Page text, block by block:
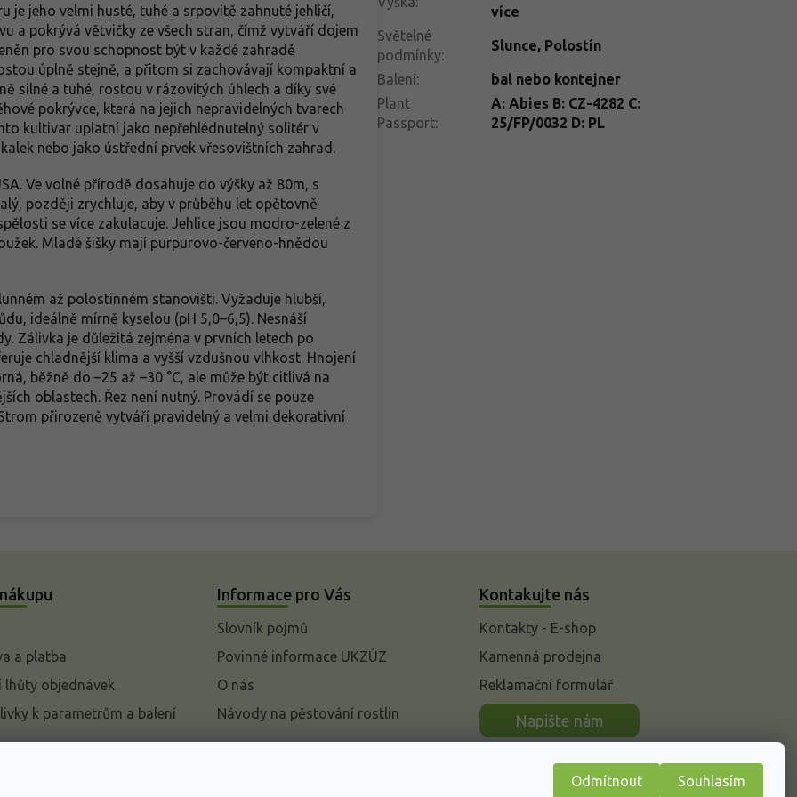
Odmítnout Souhlasím
je jeho velmi husté, tuhé a srpovitě zahnuté jehličí,
a pokrývá větvičky ze všech stran, čímž vytváří dojem
pro svou schopnost být v každé zahradě
úplně stejně, a přitom si zachovávají kompaktní a
silné a tuhé, rostou v rázovitých úhlech a díky své
pokrývce, která na jejich nepravidelných tvarech
kultivar uplatní jako nepřehlédnutelný solitér v
nebo jako ústřední prvek vřesovištních zahrad.
Ve volné přírodě dosahuje do výšky až 80m, s
později zrychluje, aby v průběhu let opětovně
se více zakulacuje. Jehlice jsou modro-zelené z
Mladé šišky mají purpurovo-červeno-hnědou
až polostinném stanovišti. Vyžaduje hlubší,
ideálně mírně kyselou (pH 5,0–6,5). Nesnáší
Zálivka je důležitá zejména v prvních letech po
chladnější klima a vyšší vzdušnou vlhkost. Hnojení
běžně do –25 až –30 °C, ale může být citlivá na
oblastech. Řez není nutný. Provádí se pouze
přirozeně vytváří pravidelný a velmi dekorativní
více
Světelné
podmínky:
Slunce, Polostín
Balení:
bal nebo kontejner
Plant
Passport:
A: Abies B: CZ-4282 C:
25/FP/0032 D: PL
a platba
lhůty objednávek
k parametrům a balení
Informace pro Vás
Slovník pojmů
Povinné informace UKZÚZ
O nás
Návody na pěstování rostlin
Kontakujte nás
Kontakty - E-shop
Kamenná prodejna
Reklamační formulář
Napište nám